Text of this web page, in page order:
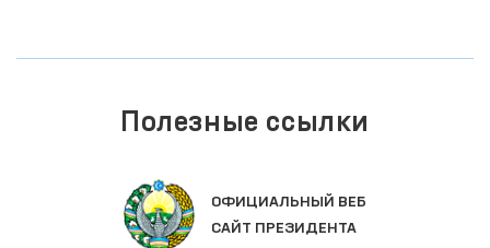
Полезные ссылки
ЗАКОНОДАТЕЛЬНАЯ ПАЛАТА
ОЛИЙ МАЖЛИСА